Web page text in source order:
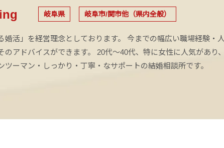
岐阜県 岐阜市/関市他（県内全般）
婚活」を経営理念としております。 今までの幅広い職場経験・
のアドバイスができます。 20代～40代、特に女性に人気があり
ツーマン・しっかり・丁寧・なサポートの結婚相談所です。